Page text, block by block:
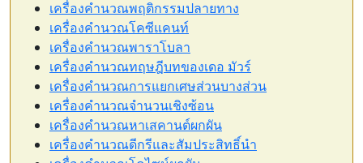
เครื่องคำนวณพฤติกรรมปลายทาง
เครื่องคำนวณโคซีแคนท์
เครื่องคำนวณพาราโบลา
เครื่องคำนวณทฤษฎีบทของเดอ มัวร์
เครื่องคำนวณการแยกเศษส่วนบางส่วน
เครื่องคำนวณจำนวนเชิงซ้อน
เครื่องคำนวณหาเสคานต์ผกผัน
เครื่องคำนวณดีกรีและสัมประสิทธิ์นำ